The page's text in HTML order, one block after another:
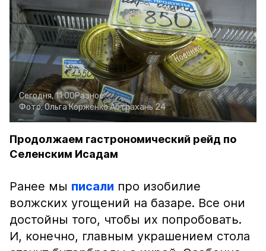
Сегодня, 11:00Разное
Фото:Ольга КорженкоАстрахань 24
Продолжаем гастрономический рейд по
Селенским Исадам
Ранее мы писали про изобилие
волжских угощений на базаре. Все они
достойны того, чтобы их попробовать.
И, конечно, главным украшением стола